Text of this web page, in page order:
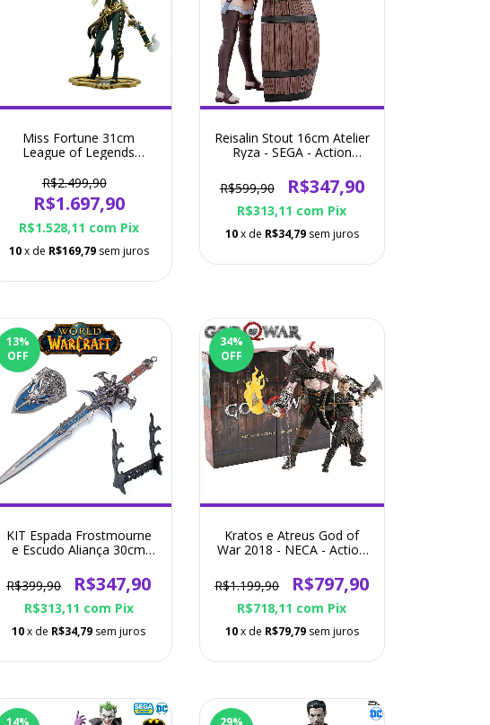
Miss Fortune 31cm
League of Legends
UNLOCKED - Riot -Action
Figure
R$2.499,90
R$1.697,90
R$1.528,11 com Pix
10x de R$169,79 sem juros
Reisalin Stout 16cm Atelier
Ryza - SEGA - Action
R$599,90
R$347,90
R$313,11 com Pix
10x de R$34,79 sem juros
13%
OFF
KIT Espada Frostmourne
e Escudo Aliança 30cm
R$399,90
R$347,90
R$313,11 com Pix
10x de R$34,79 sem juros
34%
OFF
Kratos e Atreus God of
War 2018 - NECA - Action
R$1.199,90
R$797,90
R$718,11 com Pix
10x de R$79,79 sem juros
14%
29%